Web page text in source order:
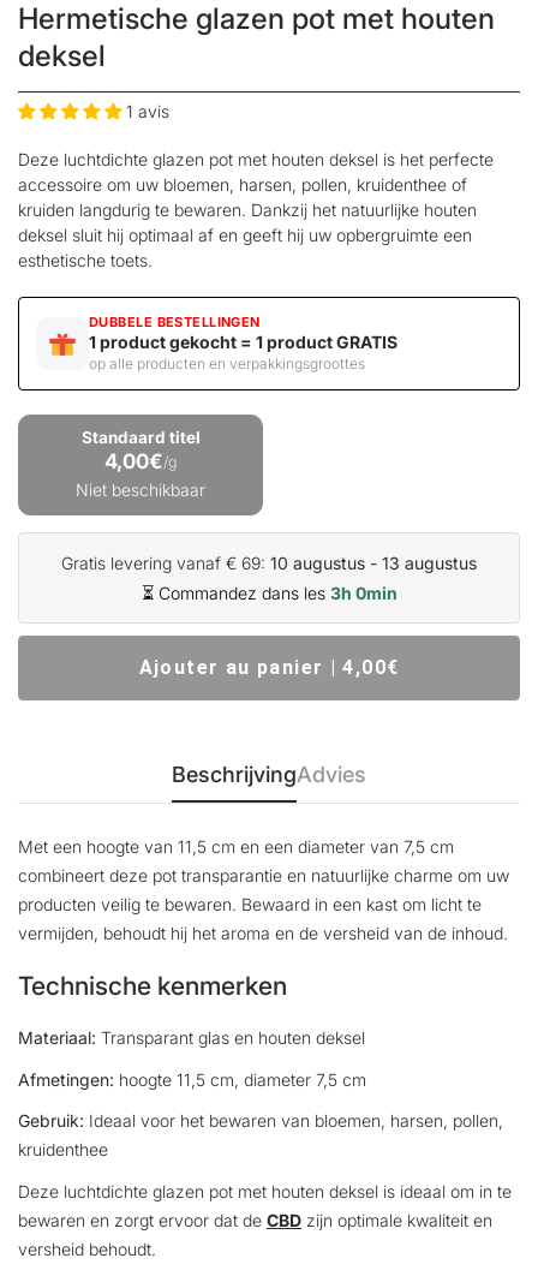
Hermetische glazen pot met houten
deksel
1 avis
Deze luchtdichte glazen pot met houten deksel is het perfecte
accessoire om uw bloemen, harsen, pollen, kruidenthee of
kruiden langdurig te bewaren. Dankzij het natuurlijke houten
deksel sluit hij optimaal af en geeft hij uw opbergruimte een
esthetische toets.
DUBBELE BESTELLINGEN
1 product gekocht = 1 product GRATIS
op alle producten en verpakkingsgroottes
Standaard titel
4,00€/g
Niet beschikbaar
Gratis levering vanaf € 69: 10 augustus - 13 augustus
⏳ Commandez dans les 3h 0min
Ajouter au panier | 4,00€
BeschrijvingAdvies
Met een hoogte van 11,5 cm en een diameter van 7,5 cm
combineert deze pot transparantie en natuurlijke charme om uw
producten veilig te bewaren. Bewaard in een kast om licht te
vermijden, behoudt hij het aroma en de versheid van de inhoud.
Technische kenmerken
Materiaal: Transparant glas en houten deksel
Afmetingen: hoogte 11,5 cm, diameter 7,5 cm
Gebruik: Ideaal voor het bewaren van bloemen, harsen, pollen,
kruidenthee
Deze luchtdichte glazen pot met houten deksel is ideaal om in te
bewaren en zorgt ervoor dat de CBD zijn optimale kwaliteit en
versheid behoudt.